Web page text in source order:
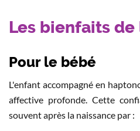
Les bienfaits
Pour le bébé
L'enfant accompagné en
affective profonde. Cette
souvent après la naissance par :